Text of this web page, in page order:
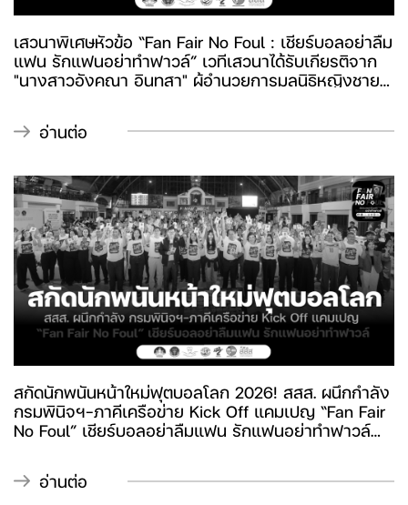
เสวนาพิเศษหัวข้อ “Fan Fair No Foul : เชียร์บอลอย่าลืม
แฟน รักแฟนอย่าทำฟาวล์” เวทีเสวนาได้รับเกียรติจาก
"นางสาวอังคณา อินทสา" ผู้อำนวยการมูลนิธิหญิงชาย
หยุดพนัน และคู่รัก “แฟนบอล” เจ-วรปัฐ อรุณภักดี และ
มิ้น-ณิญารินทร์ ปฐมรัตน์วรกุล ร่วมแลกเปลี่ยนมุมมอง
ฟุตบอลเป็นพื้นที่สร้างความสุข ความเข้าใจ และความ
สัมพันธ์ที่ดีในครอบครัว
อ่านต่อ
สกัดนักพนันหน้าใหม่ฟุตบอลโลก 2026! สสส. ผนึกกำลัง
กรมพินิจฯ-ภาคีเครือข่าย Kick Off แคมเปญ “Fan Fair
No Foul” เชียร์บอลอย่าลืมแฟน รักแฟนอย่าทำฟาวล์
ไทยพุ่งเกิน 5 ล้านคน 34% เป็นเด็กและเยาวชน เร่ง
สร้างภูมิคุ้มกันเด็กและเยาวชน ลดความเสี่ยงความ
อ่านต่อ